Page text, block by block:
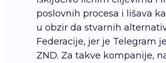
poslovnih procesa i lišava
u obzir da stvarnih
Federacije, jer je Telegram
ZND. Za takve kompanije,